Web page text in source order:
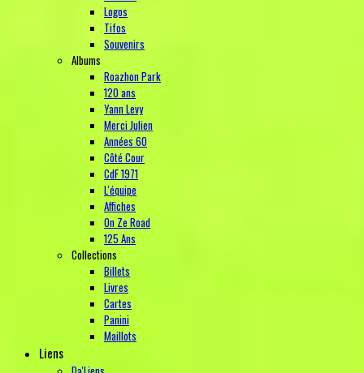
Logos
Tifos
Souvenirs
Albums
Roazhon Park
120 ans
Yann Levy
Merci Julien
Années 60
Côté Cour
CdF 1971
L'équipe
Affiches
On Ze Road
125 Ans
Collections
Billets
Livres
Cartes
Panini
Maillots
Liens